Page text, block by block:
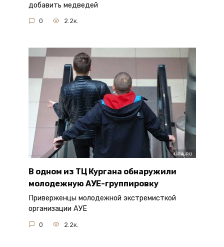
добавить медведей
0 2.2к.
В одном из ТЦ Кургана обнаружили
молодежную АУЕ-группировку
Приверженцы молодежной экстремисткой
организации АУЕ
0 2.2к.